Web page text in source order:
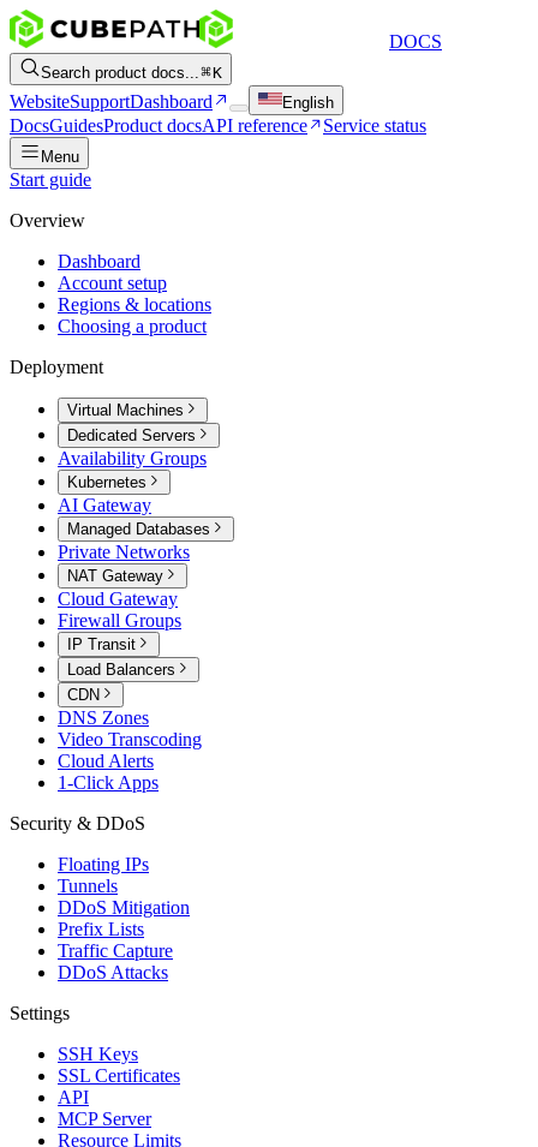
DOCS
Search product docs... K
WebsiteSupportDashboard English
DocsGuidesProduct docsAPI reference Service status
Menu
Start guide
Overview
Dashboard
Account setup
Regions & locations
Choosing a product
Deployment
Virtual Machines
Dedicated Servers
Availability Groups
Kubernetes
AI Gateway
Managed Databases
Private Networks
NAT Gateway
Cloud Gateway
Firewall Groups
IP Transit
Load Balancers
CDN
DNS Zones
Video Transcoding
Cloud Alerts
1-Click Apps
Security & DDoS
Floating IPs
Tunnels
DDoS Mitigation
Prefix Lists
Traffic Capture
DDoS Attacks
Settings
SSH Keys
SSL Certificates
API
MCP Server
Resource Limits